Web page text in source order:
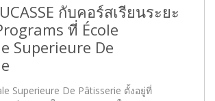
กับคอร์สเรียนระยะ
ที่ École
Superieure De
Superieure De Pâtisserie ตั้งอยู่ที่